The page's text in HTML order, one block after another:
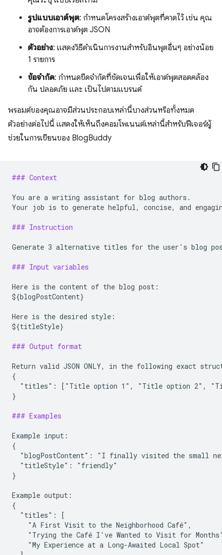
รูปแบบเอาต์พุต: กำหนดโครงสร้างเอาต์พุตที่คาดไว้ เช่น คุณ
อาจต้องการเอาต์พุต JSON
ตัวอย่าง: แสดงวิธีดำเนินการงานสำหรับอินพุตอื่นๆ อย่างน้อย
1 รายการ
ข้อจำกัด: กำหนดขีดจำกัดที่ชัดเจนเพื่อให้เอาต์พุตสอดคล้อง
กัน ปลอดภัย และ เป็นไปตามแบรนด์
พรอมต์ของคุณอาจมีส่วนประกอบเหล่านี้บางส่วนหรือทั้งหมด
ตัวอย่างต่อไปนี้ แสดงให้เห็นถึงคอมโพเนนต์เหล่านี้สำหรับฟีเจอร์ผู้
ช่วยในการเขียนของ BlogBuddy
### Context
You are a writing assistant for blog authors.
Your job is to generate helpful, concise, and
### Instruction
Generate 3 alternative titles for the user's blog
### Input variables
Here is the content of the blog post:
${blogPostContent}
Here is the desired style:
${titleStyle}
### Output format
Return valid JSON ONLY, in the following exact
{
"titles": ["Title option 1", "Title option 2",
}
### Examples
Example input:
{
"blogPostContent": "I finally visited the small
  "titleStyle": "friendly"
}
Example output:
{
  "titles": [
    "A First Visit to the Neighborhood Café",
"Trying the Café I've Wanted to Visit for
    "My Experience at a Long-Awaited Local Spot"